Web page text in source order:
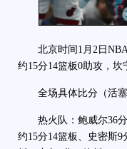
北京时间1月2日NBA
约15分14篮板0助攻，坎
全场具体比分（活塞
热火队：鲍威尔36分2
约15分14篮板、史密斯